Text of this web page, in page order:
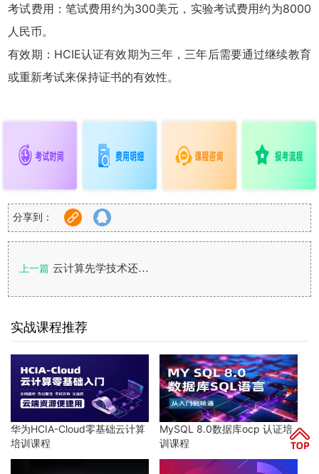
考试费用：笔试费用约为300美元，实验考试费用约为8000
人民币。
有效期：HCIE认证有效期为三年，三年后需要通过继续教育
或重新考试来保持证书的有效性。
分享到：
上一篇 云计算先学技术还是先考证？
实战课程推荐
华为HCIA-Cloud零基础云计算
培训课程
MySQL 8.0数据库ocp 认证培
训课程